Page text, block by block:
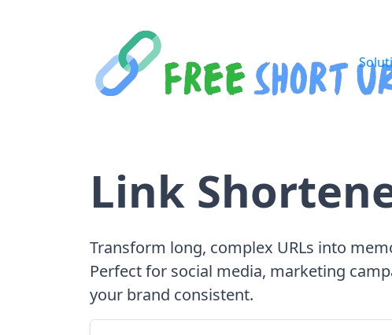
Link
Transform long, complex URLs into
Perfect for social media, marketing
your brand consistent.